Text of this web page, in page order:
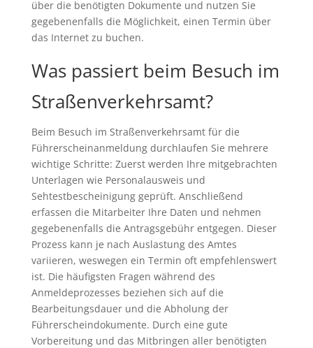
über die benötigten Dokumente und nutzen Sie
gegebenenfalls die Möglichkeit, einen Termin über
das Internet zu buchen.
Was passiert beim Besuch im
Straßenverkehrsamt?
Beim Besuch im Straßenverkehrsamt für die
Führerscheinanmeldung durchlaufen Sie mehrere
wichtige Schritte: Zuerst werden Ihre mitgebrachten
Unterlagen wie Personalausweis und
Sehtestbescheinigung geprüft. Anschließend
erfassen die Mitarbeiter Ihre Daten und nehmen
gegebenenfalls die Antragsgebühr entgegen. Dieser
Prozess kann je nach Auslastung des Amtes
variieren, weswegen ein Termin oft empfehlenswert
ist. Die häufigsten Fragen während des
Anmeldeprozesses beziehen sich auf die
Bearbeitungsdauer und die Abholung der
Führerscheindokumente. Durch eine gute
Vorbereitung und das Mitbringen aller benötigten